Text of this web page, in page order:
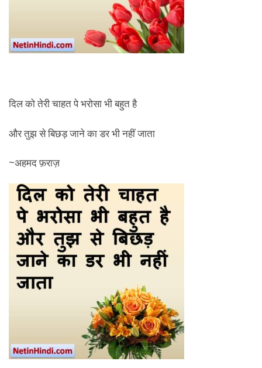
दिल को तेरी चाहत पे भरोसा भी बहुत है
और तुझ से बिछड़ जाने का डर भी नहीं जाता
~अहमद फ़राज़